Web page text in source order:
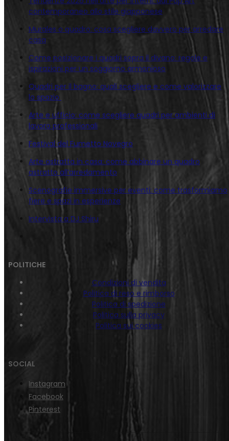
contemporaneo allo stile giapponese
Murales o quadro: cosa scegliere davvero per arredare
casa
Come posizionare i quadri sopra il divano: regole e
ispirazioni per un soggiorno armonioso
Quadri per il bagno: quali scegliere e come valorizzare
lo spazio
Arte e ufficio: come scegliere quadri per ambienti di
lavoro professionali
Festival del Fumetto Novegro
Arte astratta in casa: come abbinare un quadro
astratto all’arredamento
Scenografie immersive per eventi: come trasformiamo
fiere e spazi in esperienze
Intervista a DJ Shiru
POLITICHE
Condizioni di vendita
Politica di reso e rimborso
Politica di spedizione
Politica sulla privacy
Politica sui cookies
SOCIAL
Instagram
Facebook
Pinterest